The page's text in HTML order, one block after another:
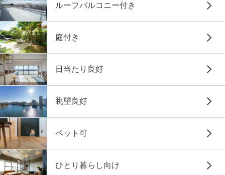
ルーフバルコニー付き
庭付き
日当たり良好
眺望良好
ペット可
ひとり暮らし向け